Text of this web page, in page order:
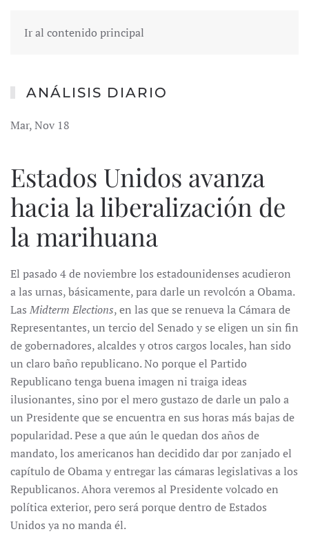
Ir al contenido principal
ANÁLISIS DIARIO
Mar, Nov 18
Estados Unidos avanza
hacia la liberalización de
la marihuana
El pasado 4 de noviembre los estadounidenses acudieron
a las urnas, básicamente, para darle un revolcón a Obama.
Las Midterm Elections, en las que se renueva la Cámara de
Representantes, un tercio del Senado y se eligen un sin fin
de gobernadores, alcaldes y otros cargos locales, han sido
un claro baño republicano. No porque el Partido
Republicano tenga buena imagen ni traiga ideas
ilusionantes, sino por el mero gustazo de darle un palo a
un Presidente que se encuentra en sus horas más bajas de
popularidad. Pese a que aún le quedan dos años de
mandato, los americanos han decidido dar por zanjado el
capítulo de Obama y entregar las cámaras legislativas a los
Republicanos. Ahora veremos al Presidente volcado en
política exterior, pero será porque dentro de Estados
Unidos ya no manda él.